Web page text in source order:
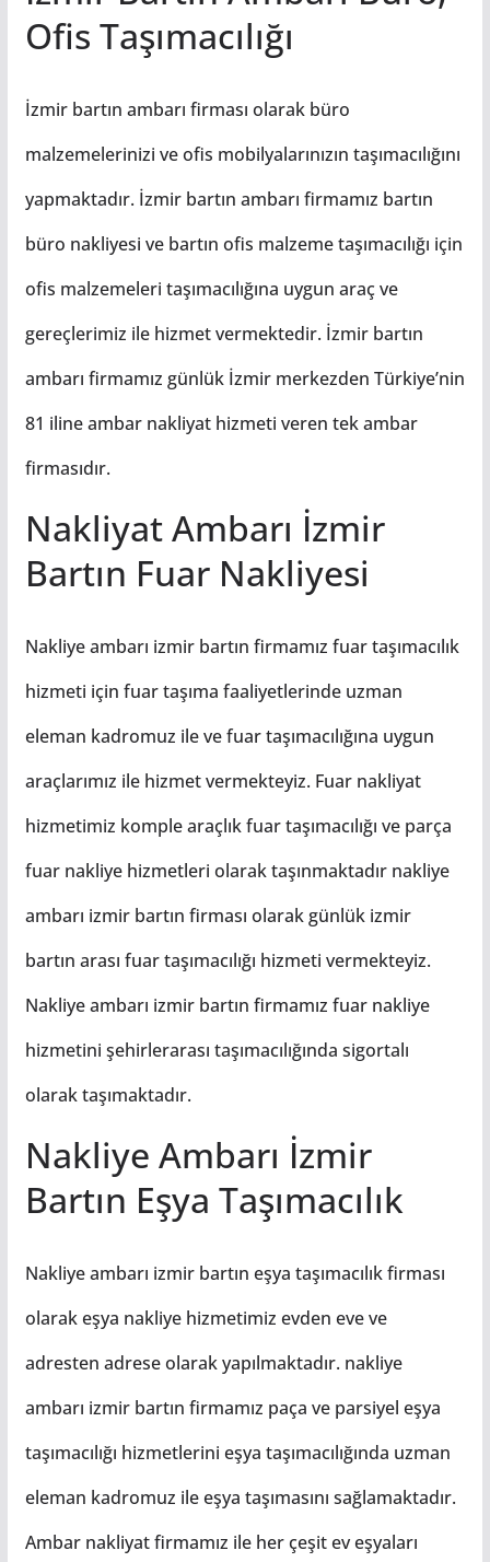
Ofis Taşımacılığı
İzmir bartın ambarı firması olarak büro
malzemelerinizi ve ofis mobilyalarınızın taşımacılığını
yapmaktadır. İzmir bartın ambarı firmamız bartın
büro nakliyesi ve bartın ofis malzeme taşımacılığı için
ofis malzemeleri taşımacılığına uygun araç ve
gereçlerimiz ile hizmet vermektedir. İzmir bartın
ambarı firmamız günlük İzmir merkezden Türkiye’nin
81 iline ambar nakliyat hizmeti veren tek ambar
firmasıdır.
Nakliyat Ambarı İzmir
Bartın Fuar Nakliyesi
Nakliye ambarı izmir bartın firmamız fuar taşımacılık
hizmeti için fuar taşıma faaliyetlerinde uzman
eleman kadromuz ile ve fuar taşımacılığına uygun
araçlarımız ile hizmet vermekteyiz. Fuar nakliyat
hizmetimiz komple araçlık fuar taşımacılığı ve parça
fuar nakliye hizmetleri olarak taşınmaktadır nakliye
ambarı izmir bartın firması olarak günlük izmir
bartın arası fuar taşımacılığı hizmeti vermekteyiz.
Nakliye ambarı izmir bartın firmamız fuar nakliye
hizmetini şehirlerarası taşımacılığında sigortalı
olarak taşımaktadır.
Nakliye Ambarı İzmir
Bartın Eşya Taşımacılık
Nakliye ambarı izmir bartın eşya taşımacılık firması
olarak eşya nakliye hizmetimiz evden eve ve
adresten adrese olarak yapılmaktadır. nakliye
ambarı izmir bartın firmamız paça ve parsiyel eşya
taşımacılığı hizmetlerini eşya taşımacılığında uzman
eleman kadromuz ile eşya taşımasını sağlamaktadır.
Ambar nakliyat firmamız ile her çeşit ev eşyaları